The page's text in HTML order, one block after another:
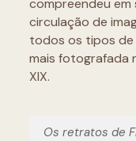
compreendeu
circulação de
todos os tipos de
mais fotografada
XIX.
Os retratos de